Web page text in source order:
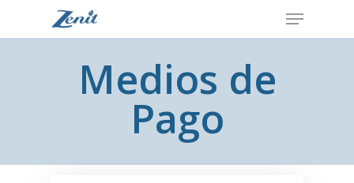
Medios de
Pago